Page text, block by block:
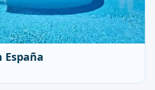
España